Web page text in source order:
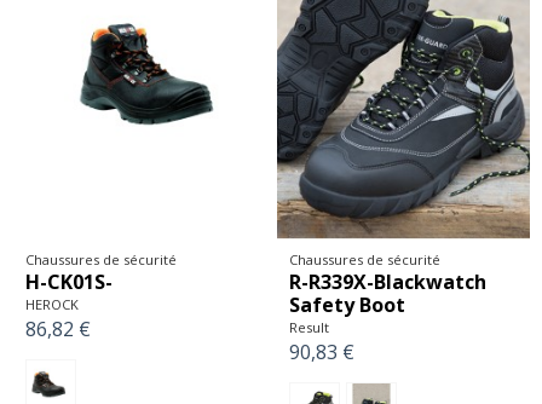
Chaussures de sécurité
H-CK01S-
HEROCK
86,82 €
Chaussures de sécurité
R-R339X-Blackwatch
Safety Boot
Result
90,83 €